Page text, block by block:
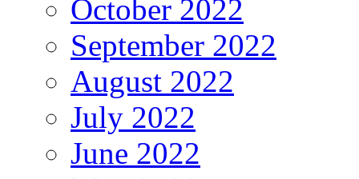
October 2022
September 2022
August 2022
July 2022
June 2022